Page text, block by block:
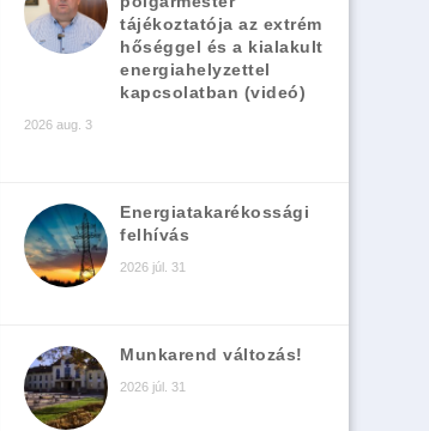
tájékoztatója az extrém
hőséggel és a kialakult
energiahelyzettel
kapcsolatban (videó)
2026 aug. 3
Energiatakarékossági
felhívás
2026 júl. 31
Munkarend változás!
2026 júl. 31